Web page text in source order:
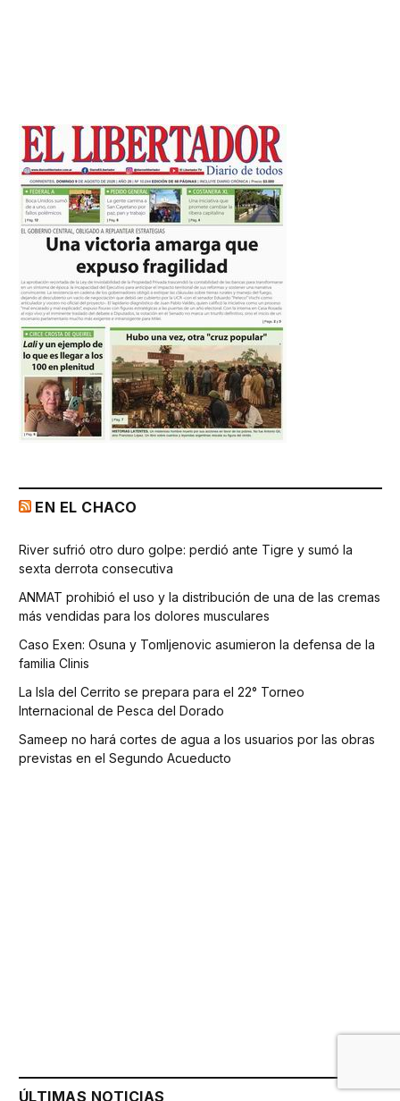
EN EL CHACO
River sufrió otro duro golpe: perdió ante Tigre y sumó la
sexta derrota consecutiva
ANMAT prohibió el uso y la distribución de una de las cremas
más vendidas para los dolores musculares
Caso Exen: Osuna y Tomljenovic asumieron la defensa de la
familia Clinis
La Isla del Cerrito se prepara para el 22° Torneo
Internacional de Pesca del Dorado
Sameep no hará cortes de agua a los usuarios por las obras
previstas en el Segundo Acueducto
ÚLTIMAS NOTICIAS